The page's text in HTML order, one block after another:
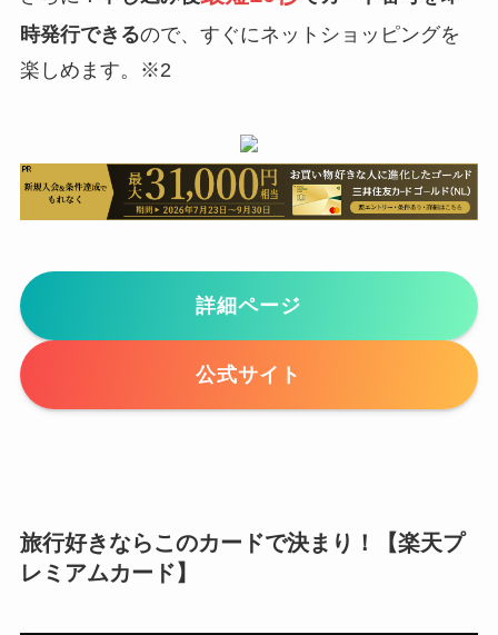
時発行できるので、すぐにネットショッピングを
楽しめます。※2
詳細ページ
公式サイト
旅行好きならこのカードで決まり！【楽天プ
レミアムカード】